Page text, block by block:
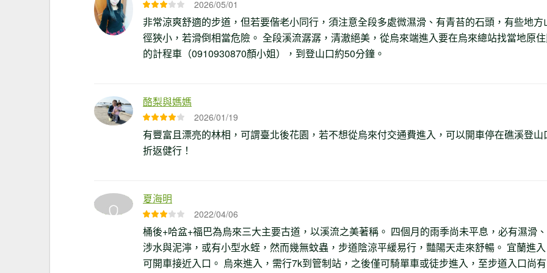
2026/05/01
非常涼爽舒適的步道，但若要偕老小同行，須注意全段多處微濕滑、有青苔的石頭，有些地方
徑狹小，若滑倒相當危險。 全段溪流潺潺，清澈絕美，從烏來端進入要在烏來總站找當地原
的計程車（0910930870顏小姐），到登山口約50分鐘。
酪梨與媽媽
2026/01/19
有豐富且漂亮的林相，可謂臺北後花園，若不想從烏來付交通費進入，可以開車停在礁溪登山
折返健行！
夏海明
2022/04/06
桶後+哈盆+福巴為烏來三大主要古道，以溪流之美著稱。 四個月的雨季尚未平息，必有濕滑、
涉水與泥濘，或有小型水蛭，然而幾無蚊蟲，步道陰涼平緩易行，豔陽天走來舒暢。 宜蘭進入
可開車接近入口。 烏來進入，需行7k到管制站，之後僅可騎單車或徒步進入，至步道入口尚有